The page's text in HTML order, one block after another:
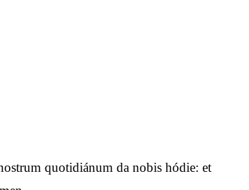
quotidiánum da nobis hódie: et